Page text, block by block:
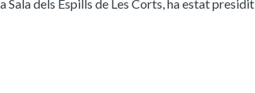
Sala dels Espills de Les Corts, ha estat presidit